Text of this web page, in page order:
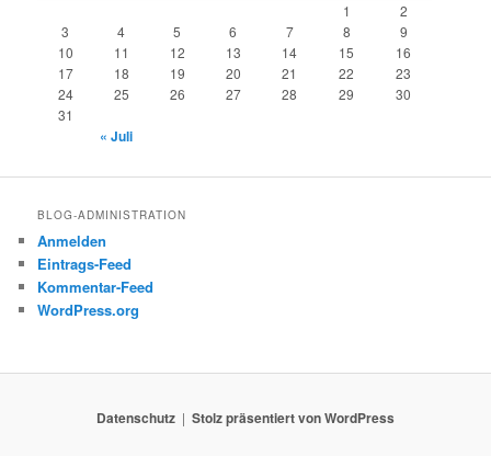
1
2
3
4 5 6 7 8
9
10
11 12 13 14 15
16
17
18 19 20 21 22
23
24
25 26 27 28 29
30
31
« Juli
BLOG-ADMINISTRATION
Anmelden
Eintrags-Feed
Kommentar-Feed
WordPress.org
Datenschutz Stolz präsentiert von WordPress